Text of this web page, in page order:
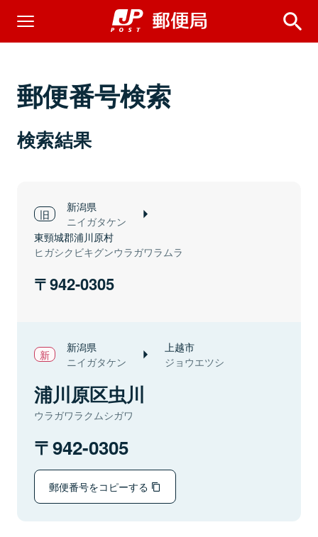
郵便番号検索
検索結果
新潟県
ニイガタケン
東頸城郡浦川原村
ヒガシクビキグンウラガワラムラ
942-0305
新潟県
ニイガタケン
上越市
ジョウエツシ
浦川原区虫川
ウラガワラクムシガワ
942-0305
郵便番号をコピーする